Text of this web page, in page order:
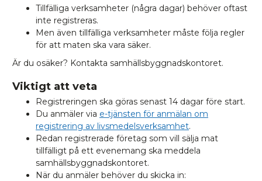
Tillfälliga verksamheter (några dagar) behöver oftast
inte registreras.
Men även tillfälliga verksamheter måste följa regler
för att maten ska vara säker.
Är du osäker? Kontakta samhällsbyggnadskontoret.
Viktigt att veta
Registreringen ska göras senast 14 dagar före start.
Du anmäler via e-tjänsten för anmälan om
registrering av livsmedelsverksamhet.
Redan registrerade företag som vill sälja mat
tillfälligt på ett evenemang ska meddela
samhällsbyggnadskontoret.
När du anmäler behöver du skicka in: